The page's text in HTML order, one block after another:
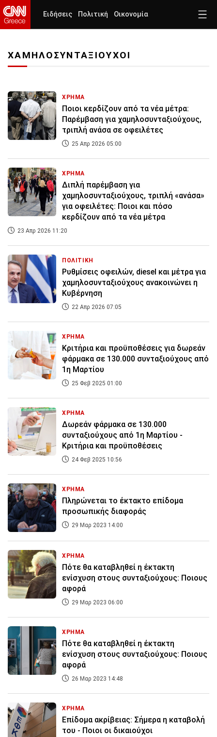
Ειδήσεις Πολιτική Οικονομία
ΧΑΜΗΛΟΣΥΝΤΑΞΙΟΥΧΟΙ
ΧΡΗΜΑ
Ποιοι κερδίζουν από τα νέα μέτρα:
Παρέμβαση για χαμηλοσυνταξιούχους,
τριπλή ανάσα σε οφειλέτες
25 Απρ 2026 05:00
ΧΡΗΜΑ
Διπλή παρέμβαση για
χαμηλοσυνταξιούχους, τριπλή «ανάσα»
για οφειλέτες: Ποιοι και πόσο
κερδίζουν από τα νέα μέτρα
23 Απρ 2026 11:20
ΠΟΛΙΤΙΚΗ
Ρυθμίσεις οφειλών, diesel και μέτρα για
χαμηλοσυνταξιούχους ανακοινώνει η
Κυβέρνηση
22 Απρ 2026 07:05
ΧΡΗΜΑ
Κριτήρια και προϋποθέσεις για δωρεάν
φάρμακα σε 130.000 συνταξιούχους από
1η Μαρτίου
25 Φεβ 2025 01:00
ΧΡΗΜΑ
Δωρεάν φάρμακα σε 130.000
συνταξιούχους από 1η Μαρτίου -
Κριτήρια και προϋποθέσεις
24 Φεβ 2025 10:56
ΧΡΗΜΑ
Πληρώνεται το έκτακτο επίδομα
προσωπικής διαφοράς
29 Μαρ 2023 14:00
ΧΡΗΜΑ
Πότε θα καταβληθεί η έκτακτη
ενίσχυση στους συνταξιούχους: Ποιους
αφορά
29 Μαρ 2023 06:00
ΧΡΗΜΑ
Πότε θα καταβληθεί η έκτακτη
ενίσχυση στους συνταξιούχους: Ποιους
αφορά
26 Μαρ 2023 14:48
ΧΡΗΜΑ
Επίδομα ακρίβειας: Σήμερα η καταβολή
του - Ποιοι οι δικαιούχοι